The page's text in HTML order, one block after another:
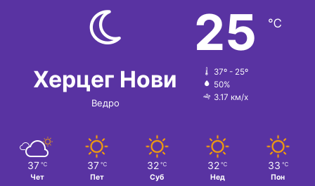
Херцег Нови
Ведро
25 ℃
37º - 25º
50%
3.17 км/х
37 ℃
Чет
37 ℃
Пет
32 ℃
Суб
32 ℃
Нед
33 ℃
Пон